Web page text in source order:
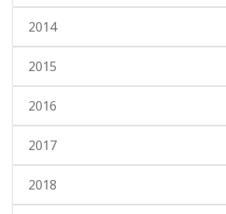
2014
2015
2016
2017
2018